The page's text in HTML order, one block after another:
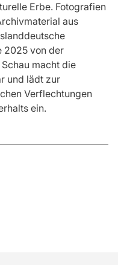
Erbe. Fotografien
aus
2025 von der
macht die
und lädt zur
Verflechtungen
ein.